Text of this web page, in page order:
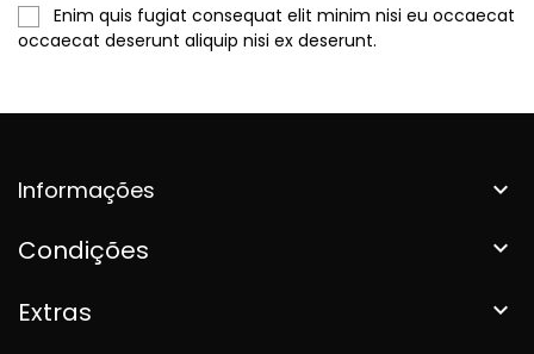
Enim quis fugiat consequat elit minim nisi eu occaecat
occaecat deserunt aliquip nisi ex deserunt.
Informações 
Condições 
Extras 